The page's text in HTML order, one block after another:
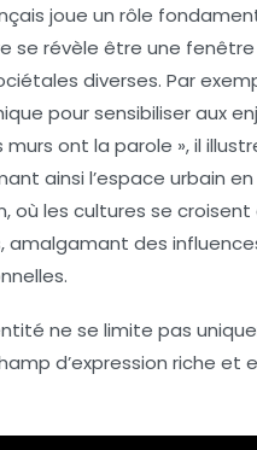
joue un rôle
se révèle être une fenêtre
diverses. Par
pour sensibiliser aux
murs ont la parole », il
ainsi l’espace urbain
où les cultures se
, amalgamant des
ne se limite pas
d’expression riche et